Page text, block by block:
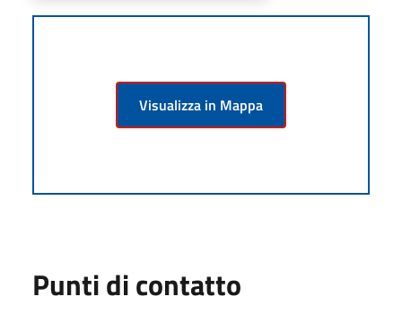
Visualizza in Mappa
Punti di contatto